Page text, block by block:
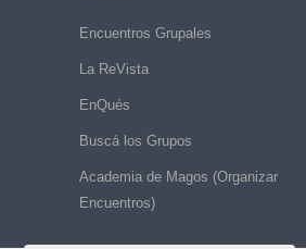
Encuentros Grupales
La ReVista
EnQués
Buscá los Grupos
Academia de Magos (Organizar
Encuentros)